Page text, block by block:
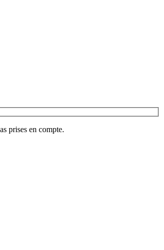
prises en compte.